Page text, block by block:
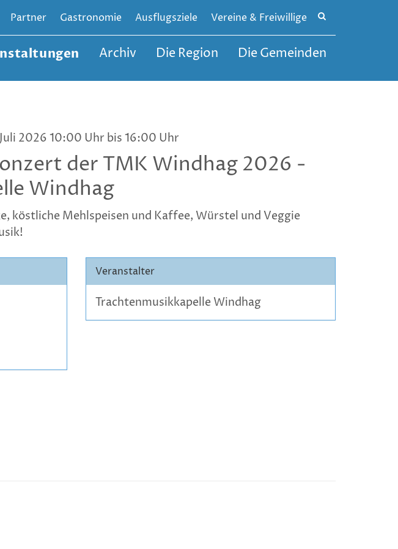
Partner Gastronomie Ausflugsziele Vereine & Freiwillige
Site
toggle
Archiv Die Region Die Gemeinden
2026 10:00 Uhr bis 16:00 Uhr
der TMK Windhag 2026 -
Windhag
köstliche Mehlspeisen und Kaffee, Würstel und Veggie
Veranstalter
Trachtenmusikkapelle Windhag